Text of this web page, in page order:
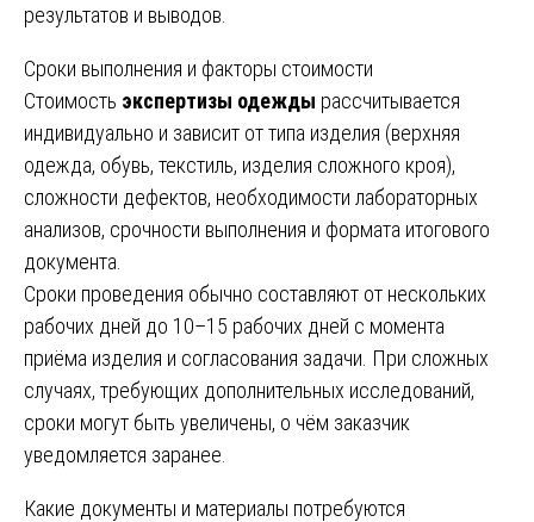
результатов и выводов.
Сроки выполнения и факторы стоимости
Стоимость экспертизы одежды рассчитывается
индивидуально и зависит от типа изделия (верхняя
одежда, обувь, текстиль, изделия сложного кроя),
сложности дефектов, необходимости лабораторных
анализов, срочности выполнения и формата итогового
документа.
Сроки проведения обычно составляют от нескольких
рабочих дней до 10–15 рабочих дней с момента
приёма изделия и согласования задачи. При сложных
случаях, требующих дополнительных исследований,
сроки могут быть увеличены, о чём заказчик
уведомляется заранее.
Какие документы и материалы потребуются